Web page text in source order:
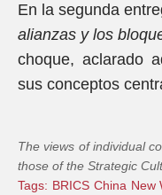
En la segunda
alianzas y los
choque, aclarado
sus conceptos
The views of individual
those of the Strategic
Tags: BRICS China New